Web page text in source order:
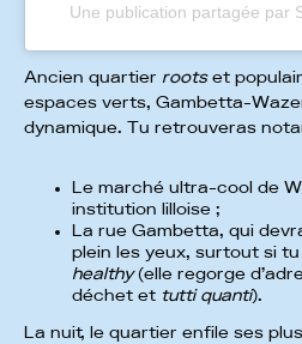
Une publication partagée par
Ancien quartier rootset
espaces verts, Gambetta-
dynamique. Tu retrouveras
Le marché ultra-cool de
institution lilloise ;
La rue Gambetta, qui
plein les yeux, surtout si
healthy(elle regorge
déchet et tutti quanti).
La nuit, le quartier enfile ses